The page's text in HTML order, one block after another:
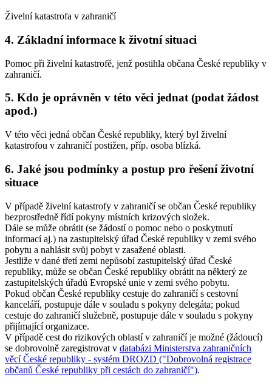
Živelní katastrofa v zahraničí
4. Základní informace k životní situaci
Pomoc při živelní katastrofě, jenž postihla občana České republiky v
zahraničí.
5. Kdo je oprávněn v této věci jednat (podat žádost
apod.)
V této věci jedná občan České republiky, který byl živelní
katastrofou v zahraničí postižen, příp. osoba blízká.
6. Jaké jsou podmínky a postup pro řešení životní
situace
V případě živelní katastrofy v zahraničí se občan České republiky
bezprostředně řídí pokyny místních krizových složek.
Dále se může obrátit (se žádostí o pomoc nebo o poskytnutí
informací aj.) na zastupitelský úřad České republiky v zemi svého
pobytu a nahlásit svůj pobyt v zasažené oblasti.
Jestliže v dané třetí zemi nepůsobí zastupitelský úřad České
republiky, může se občan České republiky obrátit na některý ze
zastupitelských úřadů Evropské unie v zemi svého pobytu.
Pokud občan České republiky cestuje do zahraničí s cestovní
kanceláří, postupuje dále v souladu s pokyny delegáta; pokud
cestuje do zahraničí služebně, postupuje dále v souladu s pokyny
přijímající organizace.
V případě cest do rizikových oblastí v zahraničí je možné (žádoucí)
se dobrovolně zaregistrovat v databázi Ministerstva zahraničních
věcí České republiky - systém DROZD ("Dobrovolná registrace
občanů České republiky při cestách do zahraničí").